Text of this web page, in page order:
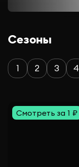
Сезоны
1 2 3 4
Смотреть за 1 ₽